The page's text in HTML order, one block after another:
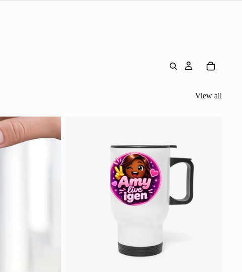
View all